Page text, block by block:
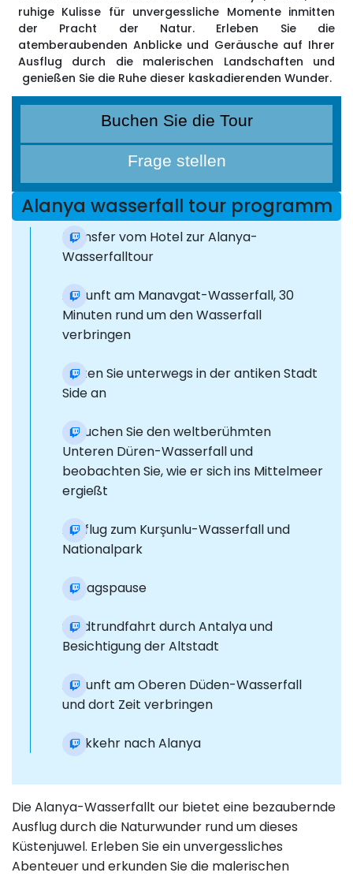
ruhige Kulisse für unvergessliche Momente inmitten
der Pracht der Natur. Erleben Sie die
atemberaubenden Anblicke und Geräusche auf Ihrer
Ausflug durch die malerischen Landschaften und
genießen Sie die Ruhe dieser kaskadierenden Wunder.
Buchen Sie die Tour
Frage stellen
Alanya wasserfall tour programm
Transfer vom Hotel zur Alanya-
Wasserfalltour
Ankunft am Manavgat-Wasserfall, 30
Minuten rund um den Wasserfall
verbringen
Halten Sie unterwegs in der antiken Stadt
Side an
Besuchen Sie den weltberühmten
Unteren Düren-Wasserfall und
beobachten Sie, wie er sich ins Mittelmeer
ergießt
Ausflug zum Kurşunlu-Wasserfall und
Nationalpark
Mittagspause
Stadtrundfahrt durch Antalya und
Besichtigung der Altstadt
Ankunft am Oberen Düden-Wasserfall
und dort Zeit verbringen
Rückkehr nach Alanya
Die Alanya-Wasserfallt our bietet eine bezaubernde
Ausflug durch die Naturwunder rund um dieses
Küstenjuwel. Erleben Sie ein unvergessliches
Abenteuer und erkunden Sie die malerischen